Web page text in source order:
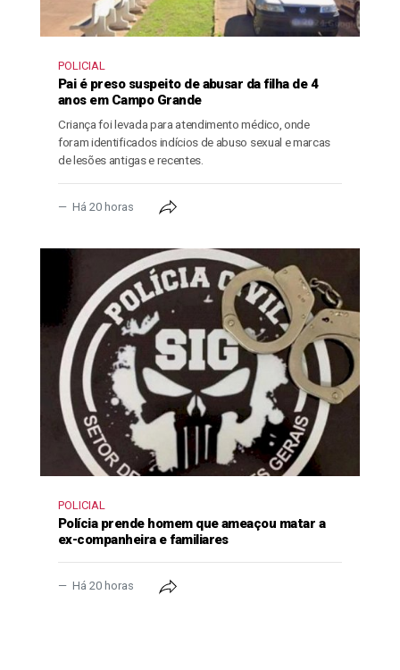
POLICIAL
Pai é preso suspeito de abusar da filha de 4
anos em Campo Grande
Criança foi levada para atendimento médico, onde
foram identificados indícios de abuso sexual e marcas
de lesões antigas e recentes.
Há 20 horas
POLICIAL
Polícia prende homem que ameaçou matar a
ex-companheira e familiares
Há 20 horas